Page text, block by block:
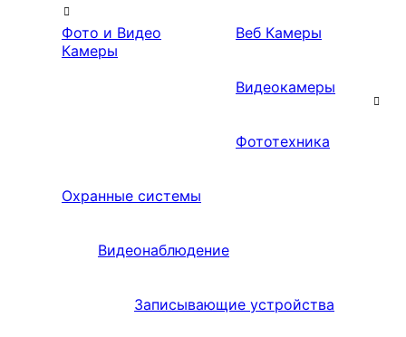
Фото и Видео
Камеры
Веб Камеры
Видеокамеры
Фототехника
Охранные системы
Видеонаблюдение
Записывающие устройства